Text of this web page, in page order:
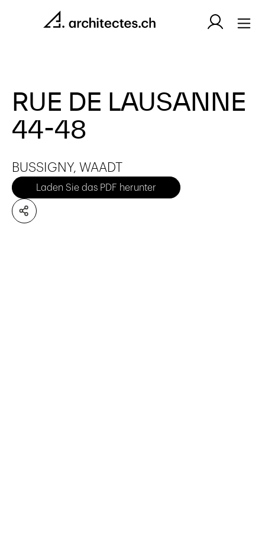
RUE DE LAUSANNE
44-48
BUSSIGNY, WAADT
Laden Sie das PDF herunter